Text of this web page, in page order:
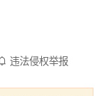
违法侵权举报